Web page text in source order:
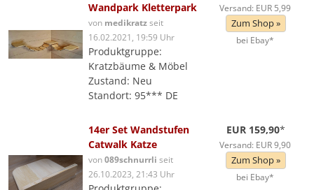
Wandpark Kletterpark
von medikratzseit
16.02.2021, 19:59 Uhr
Produktgruppe:
Kratzbäume & Möbel
Zustand: Neu
Standort: 95*** DE
Versand: EUR 5,99
Zum Shop »
bei Ebay*
14er Set Wandstufen
Catwalk Katze
von089schnurrli seit
26.10.2023, 21:43 Uhr
EUR 159,90*
Versand: EUR 9,90
Zum Shop »
bei Ebay*